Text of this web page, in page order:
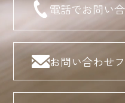
電話でお問い
お問い合わせ